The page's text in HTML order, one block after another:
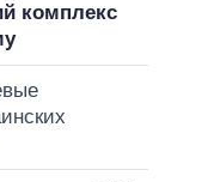
комплекс